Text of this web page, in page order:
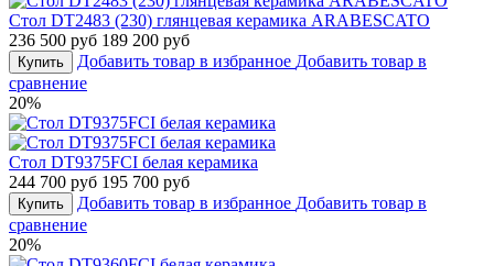
Стол DT2483 (230) глянцевая керамика ARABESCATO
236 500 руб 189 200 руб
Купить Добавить товар в избранное Добавить товар в
сравнение
20%
Стол DT9375FCI белая керамика
244 700 руб 195 700 руб
Купить Добавить товар в избранное Добавить товар в
сравнение
20%